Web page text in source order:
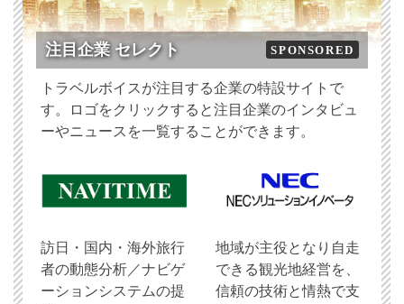
注目企業 セレクト SPONSORED
トラベルボイスが注目する企業の特設サイトで
す。ロゴをクリックすると注目企業のインタビュ
ーやニュースを一覧することができます。
訪日・国内・海外旅行
者の動態分析／ナビゲ
ーションシステムの提
地域が主役となり自走
できる観光地経営を、
信頼の技術と情熱で支